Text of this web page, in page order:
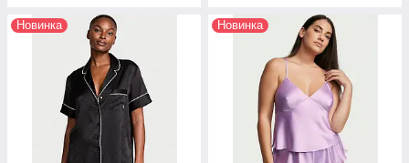
Новинка Новинка